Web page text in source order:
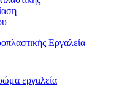
Εργαλεία